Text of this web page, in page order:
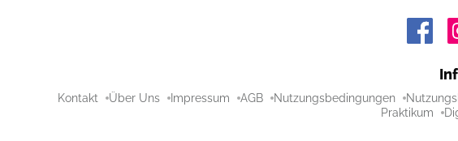
Kontakt Über Uns Impressum AGB Nutzungsbedingungen
Praktikum